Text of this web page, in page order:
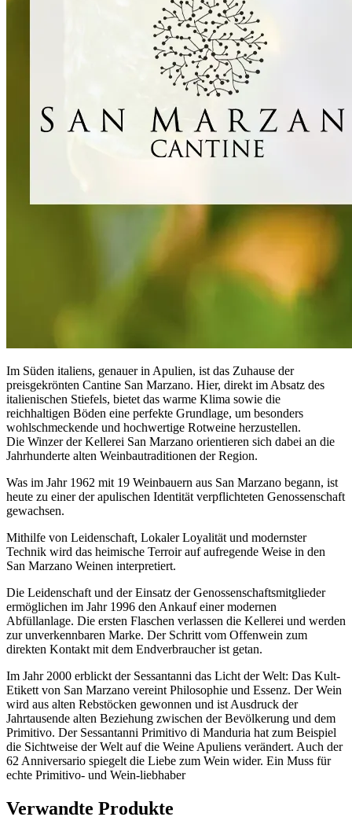
Im Süden italiens, genauer in Apulien, ist das Zuhause der
preisgekrönten Cantine San Marzano. Hier, direkt im Absatz des
italienischen Stiefels, bietet das warme Klima sowie die
reichhaltigen Böden eine perfekte Grundlage, um besonders
wohlschmeckende und hochwertige Rotweine herzustellen.
Die Winzer der Kellerei San Marzano orientieren sich dabei an die
Jahrhunderte alten Weinbautraditionen der Region.
Was im Jahr 1962 mit 19 Weinbauern aus San Marzano begann, ist
heute zu einer der apulischen Identität verpflichteten Genossenschaft
gewachsen.
Mithilfe von Leidenschaft, Lokaler Loyalität und modernster
Technik wird das heimische Terroir auf aufregende Weise in den
San Marzano Weinen interpretiert.
Die Leidenschaft und der Einsatz der Genossenschaftsmitglieder
ermöglichen im Jahr 1996 den Ankauf einer modernen
Abfüllanlage. Die ersten Flaschen verlassen die Kellerei und werden
zur unverkennbaren Marke. Der Schritt vom Offenwein zum
direkten Kontakt mit dem Endverbraucher ist getan.
Im Jahr 2000 erblickt der Sessantanni das Licht der Welt: Das Kult-
Etikett von San Marzano vereint Philosophie und Essenz. Der Wein
wird aus alten Rebstöcken gewonnen und ist Ausdruck der
Jahrtausende alten Beziehung zwischen der Bevölkerung und dem
Primitivo. Der Sessantanni Primitivo di Manduria hat zum Beispiel
die Sichtweise der Welt auf die Weine Apuliens verändert. Auch der
62 Anniversario spiegelt die Liebe zum Wein wider. Ein Muss für
echte Primitivo- und Wein-liebhaber
Verwandte Produkte